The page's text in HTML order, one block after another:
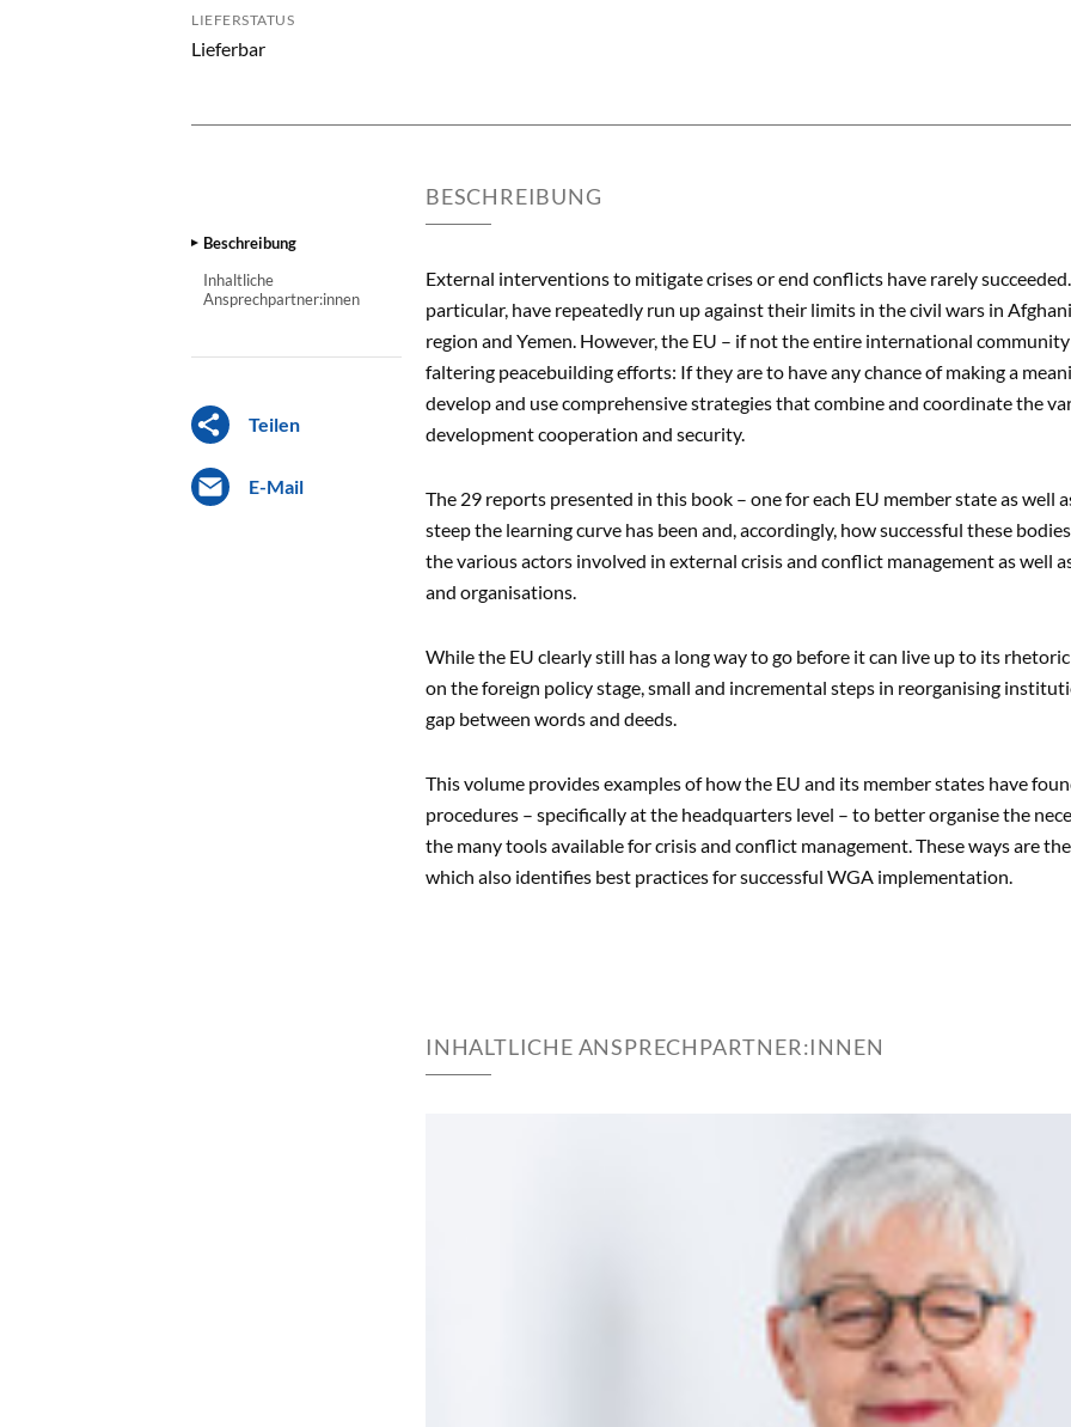
LIEFERSTATUS
Lieferbar
Beschreibung
Inhaltliche
Ansprechpartner:innen
Teilen
E-Mail
BESCHREIBUNG
External interventions to mitigate crises or end conflicts have rarely
particular, have repeatedly run up against their limits in the civil wars in
region and Yemen. However, the EU – if not the entire international
faltering peacebuilding efforts: If they are to have any chance of making a
develop and use comprehensive strategies that combine and coordinate the
development cooperation and security.
The 29 reports presented in this book – one for each EU member state as well
steep the learning curve has been and, accordingly, how successful these
the various actors involved in external crisis and conflict management as well
and organisations.
While the EU clearly still has a long way to go before it can live up to its
on the foreign policy stage, small and incremental steps in reorganising
gap between words and deeds.
This volume provides examples of how the EU and its member states have
procedures – specifically at the headquarters level – to better organise the
the many tools available for crisis and conflict management. These ways are
which also identifies best practices for successful WGA implementation.
INHALTLICHE ANSPRECHPARTNER:INNEN